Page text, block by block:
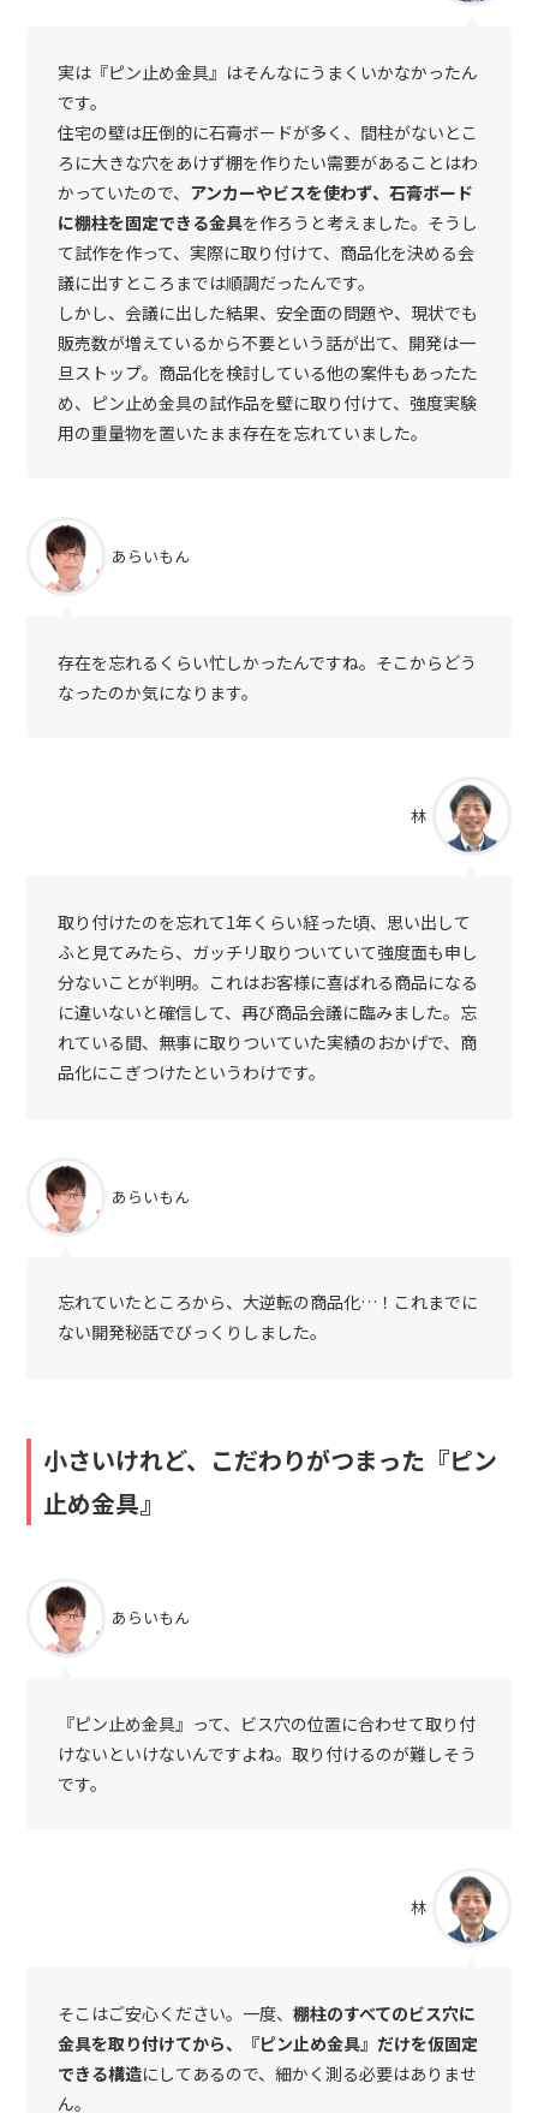
実は『ピン止め金具』はそんなにうまくいかなかったん
です。
住宅の壁は圧倒的に石膏ボードが多く、間柱がないとこ
ろに大きな穴をあけず棚を作りたい需要があることはわ
かっていたので、 アンカーやビスを使わず、石膏ボード
に棚柱を固定できる金具を作ろうと考えました。そうし
て試作を作って、実際に取り付けて、商品化を決める会
議に出すところまでは順調だったんです。
しかし、会議に出した結果、安全面の問題や、現状でも
販売数が増えているから不要という話が出て、開発は一
旦ストップ。商品化を検討している他の案件もあったた
め、ピン止め金具の試作品を壁に取り付けて、強度実験
用の重量物を置いたまま存在を忘れていました。
あらいもん
存在を忘れるくらい忙しかったんですね。そこからどう
なったのか気になります。
林
取り付けたのを忘れて1年くらい経った頃、思い出して
ふと見てみたら、ガッチリ取りついていて強度面も申し
分ないことが判明。これはお客様に喜ばれる商品になる
に違いないと確信して、再び商品会議に臨みました。忘
れている間、無事に取りついていた実績のおかげで、商
品化にこぎつけたというわけです。
あらいもん
忘れていたところから、大逆転の商品化…！これまでに
ない開発秘話でびっくりしました。
小さいけれど、こだわりがつまった『ピン
止め金具』
あらいもん
『ピン止め金具』って、ビス穴の位置に合わせて取り付
けないといけないんですよね。取り付けるのが難しそう
です。
林
そこはご安心ください。一度、 棚柱のすべてのビス穴に
金具を取り付けてから、『ピン止め金具』だけを仮固定
できる構造にしてあるので、細かく測る必要はありませ
ん。